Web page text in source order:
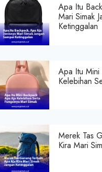
Apa Itu
Mari Simak
Ketinggalan
Apa Itu
Kelebihan
Merek Tas
Kira Mari